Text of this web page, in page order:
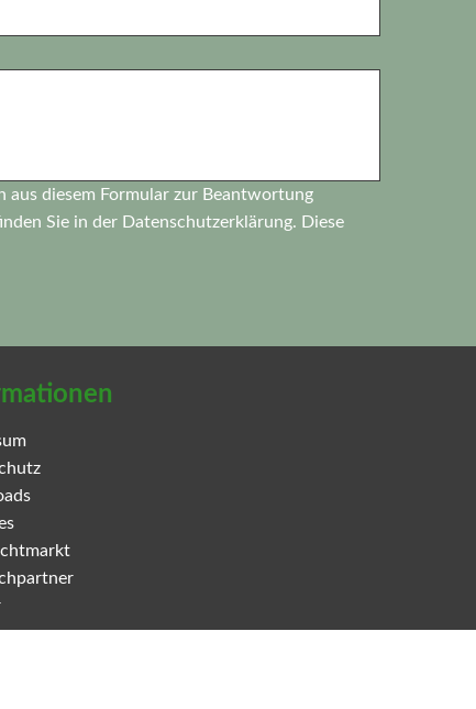
aus diesem Formular zur Beantwortung
Sie in der Datenschutzerklärung. Diese